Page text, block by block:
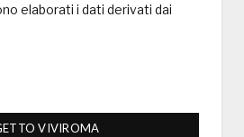
elaborati i dati derivati dai
VIVIROMA